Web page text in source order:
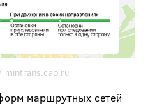
mintrans.cap.ru
маршрутных сетей